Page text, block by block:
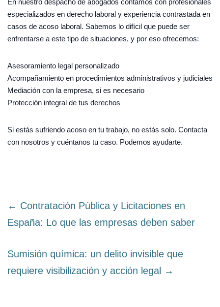
especializados en derecho laboral y experiencia contrastada en
casos de acoso laboral. Sabemos lo difícil que puede ser
enfrentarse a este tipo de situaciones, y por eso ofrecemos:
Asesoramiento legal personalizado
Acompañamiento en procedimientos administrativos y judiciales
Mediación con la empresa, si es necesario
Protección integral de tus derechos
Si estás sufriendo acoso en tu trabajo, no estás solo. Contacta
con nosotros y cuéntanos tu caso. Podemos ayudarte.
← Contratación Pública y Licitaciones en
España: Lo que las empresas deben saber
Sumisión química: un delito invisible que
requiere visibilización y acción legal →